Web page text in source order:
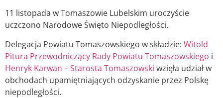
11 listopada w Tomaszowie Lubelskim uroczyście
uczczono Narodowe Święto Niepodległości.
Delegacja Powiatu Tomaszowskiego w składzie: Witold
Pitura Przewodniczący Rady Powiatu Tomaszowskiego i
Henryk Karwan – Starosta Tomaszowski wzięła udział w
obchodach upamiętniających odzyskanie przez Polskę
niepodległości.